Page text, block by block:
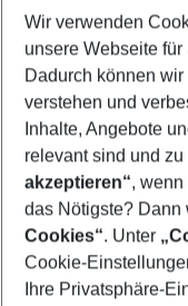
Select your date
09/08/26–07/
Who will travel
2 adults No
Wir verwenden
unsere Webseite
Dadurch können
verstehen und
Inhalte, Angebote
relevant sind und
akzeptieren“,
das Nötigste? Dann
Cookies“. Unter
Cookie-
Ihre Privatsphäre-